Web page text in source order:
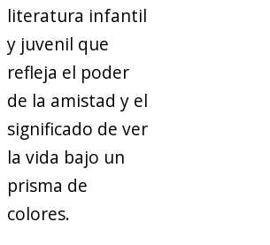
literatura infantil
y juvenil que
refleja el poder
de la amistad y el
significado de ver
la vida bajo un
prisma de
colores.